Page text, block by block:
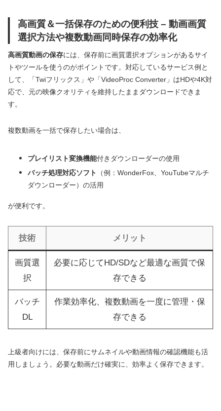
高画質＆一括保存のための便利技 – 動画画質
選択方法や複数動画同時保存の効率化
高画質動画の保存には、保存前に画質選択オプションがあるサイ
トやツールを使うのがポイントです。対応しているサービス例と
して、「Twiフリックス」や「VideoProc Converter」はHDや4K対
応で、元の映像クオリティを維持したままダウンロードできま
す。
複数動画を一括で保存したい場合は、
プレイリスト変換機能付きダウンローダーの使用
バッチ処理対応ソフト
（例：WonderFox、YouTubeマルチ
ダウンローダー）の活用
が便利です。
技術 メリット
画質選
択
必要に応じてHD/SDなど最適な画質で保
存できる
バッチ
DL
作業効率化、複数動画を一度に管理・保
存できる
上級者向けには、保存前にサムネイルや動画情報の確認機能も活
用しましょう。必要な動画だけ確実に、効率よく保存できます。